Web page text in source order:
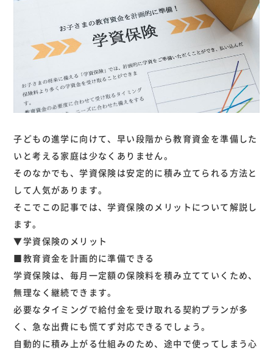
子どもの進学に向けて、早い段階から教育資金を準備した
いと考える家庭は少なくありません。
そのなかでも、学資保険は安定的に積み立てられる方法と
して人気があります。
そこでこの記事では、学資保険のメリットについて解説し
ます。
▼学資保険のメリット
■教育資金を計画的に準備できる
学資保険は、毎月一定額の保険料を積み立てていくため、
無理なく継続できます。
必要なタイミングで給付金を受け取れる契約プランが多
く、急な出費にも慌てず対応できるでしょう。
自動的に積み上がる仕組みのため、途中で使ってしまう心